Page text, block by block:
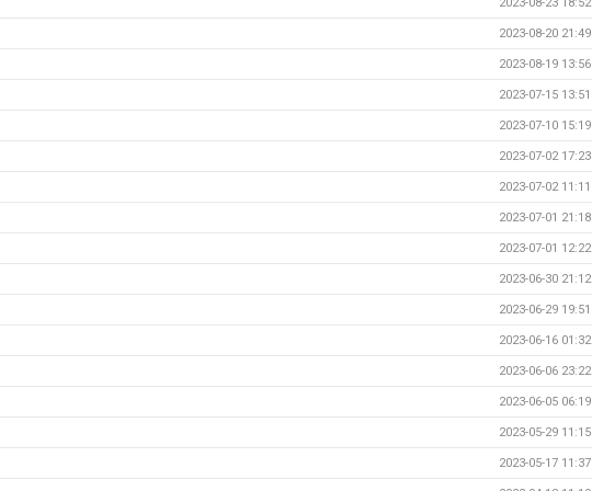
2023-08-20 21:49
2023-08-19 13:56
2023-07-15 13:51
2023-07-10 15:19
2023-07-02 17:23
2023-07-02 11:11
2023-07-01 21:18
2023-07-01 12:22
2023-06-30 21:12
2023-06-29 19:51
2023-06-16 01:32
2023-06-06 23:22
2023-06-05 06:19
2023-05-29 11:15
2023-05-17 11:37